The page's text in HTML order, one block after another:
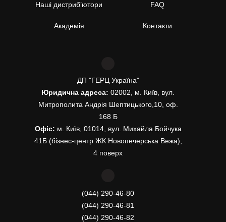
Наші дистриб’ютори
Академія
FAQ
Контакти
ДП "ГЕРЦ Україна"
Юридична адреса: 02002, м. Київ, вул.
Митрополита Андрія Шептицького,10, оф.
168 Б
Офіс: м. Київ, 01014, вул. Михайла Бойчука
41Б (бізнес-центр ЖК Новопечерська Вежа),
4 поверх
(044) 290-46-80
(044) 290-46-81
(044) 290-46-82